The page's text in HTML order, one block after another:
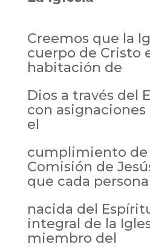
Creemos que la
cuerpo de Cristo
habitación de
Dios a través del
con asignaciones
el
cumplimiento de
Comisión de
que cada persona
nacida del
integral de la
miembro del